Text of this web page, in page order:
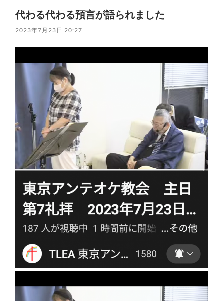
代わる代わる預言が語られました
2023年7月23日 20:27